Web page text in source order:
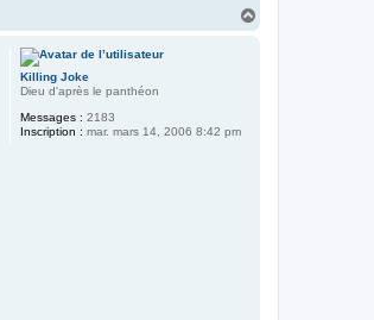
y
Killing Joke
Dieu d'après le panthéon
Messages : 2183
Inscription : mar. mars 14, 2006 8:42 pm